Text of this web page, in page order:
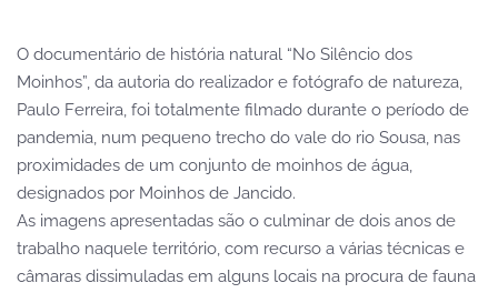
O documentário de história natural “No Silêncio dos
Moinhos”, da autoria do realizador e fotógrafo de natureza,
Paulo Ferreira, foi totalmente filmado durante o período de
pandemia, num pequeno trecho do vale do rio Sousa, nas
proximidades de um conjunto de moinhos de água,
designados por Moinhos de Jancido.
As imagens apresentadas são o culminar de dois anos de
trabalho naquele território, com recurso a várias técnicas e
câmaras dissimuladas em alguns locais na procura de fauna